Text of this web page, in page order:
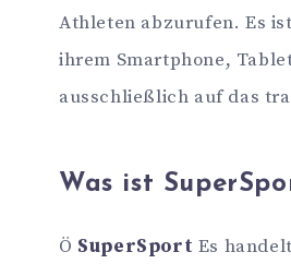
Athleten abzurufen. Es
ihrem Smartphone,
ausschließlich auf das
Was ist
Ö SuperSport Es